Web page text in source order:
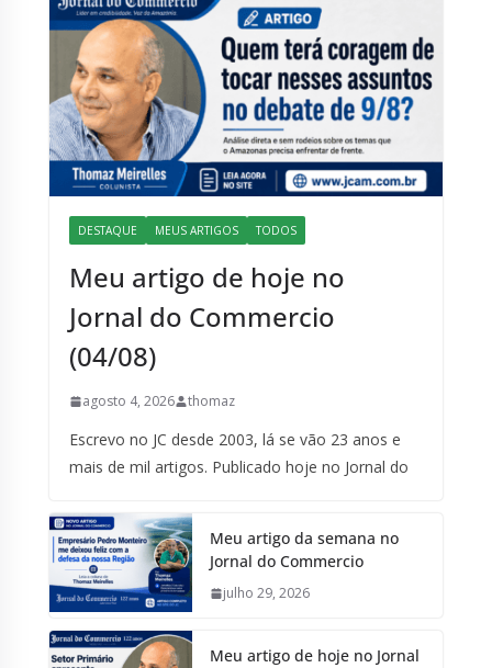
DESTAQUE MEUS ARTIGOS TODOS
Meu artigo de hoje no
Jornal do Commercio
(04/08)
agosto 4, 2026 thomaz
Escrevo no JC desde 2003, lá se vão 23 anos e
mais de mil artigos. Publicado hoje no Jornal do
Meu artigo da semana no
Jornal do Commercio
julho 29, 2026
Meu artigo de hoje no Jornal